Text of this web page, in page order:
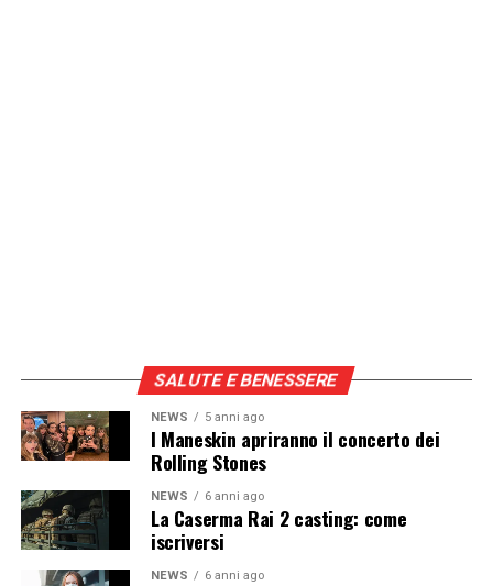
SALUTE E BENESSERE
NEWS 5 anni ago
I Maneskin apriranno il concerto dei
Rolling Stones
NEWS 6 anni ago
La Caserma Rai 2 casting: come
iscriversi
NEWS 6 anni ago